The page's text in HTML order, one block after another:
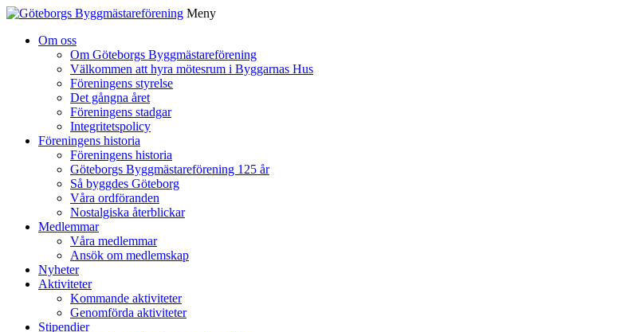
Meny
Om oss
Om Göteborgs Byggmästareförening
Välkommen att hyra mötesrum i Byggarnas Hus
Föreningens styrelse
Det gångna året
Föreningens stadgar
Integritetspolicy
Föreningens historia
Föreningens historia
Göteborgs Byggmästareförening 125 år
Så byggdes Göteborg
Våra ordföranden
Nostalgiska återblickar
Medlemmar
Våra medlemmar
Ansök om medlemskap
Nyheter
Aktiviteter
Kommande aktiviteter
Genomförda aktiviteter
Stipendier